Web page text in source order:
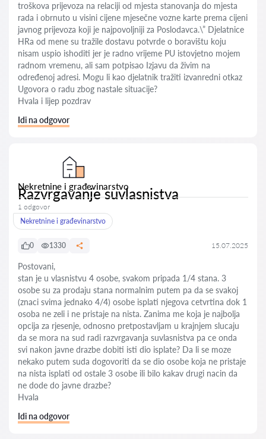
troškova prijevoza na relaciji od mjesta stanovanja do mjesta
rada i obrnuto u visini cijene mjesečne vozne karte prema cijeni
javnog prijevoza koji je najpovoljniji za Poslodavca.\” Djelatnice
HRa od mene su tražile dostavu potvrde o boravištu koju
nisam uspio ishoditi jer je radno vrijeme PU istovjetno mojem
radnom vremenu, ali sam potpisao Izjavu da živim na
određenoj adresi. Mogu li kao djelatnik tražiti izvanredni otkaz
Ugovora o radu zbog nastale situacije?
Hvala i lijep pozdrav
Idi na odgovor
Nekretnine i građevinarstvo
Razvrgavanje suvlasnistva
1 odgovor
Nekretnine i građevinarstvo
0 1330 15.07.2025
Postovani,
stan je u vlasnistvu 4 osobe, svakom pripada 1/4 stana. 3
osobe su za prodaju stana normalnim putem pa da se svakoj
(znaci svima jednako 4/4) osobe isplati njegova cetvrtina dok 1
osoba ne zeli i ne pristaje na nista. Zanima me koja je najbolja
opcija za rjesenje, odnosno pretpostavljam u krajnjem slucaju
da se mora na sud radi razvrgavanja suvlasnistva pa ce onda
svi nakon javne drazbe dobiti isti dio isplate? Da li se moze
nekako putem suda dogovoriti da se dio osobe koja ne pristaje
na nista isplati od ostale 3 osobe ili bilo kakav drugi nacin da
ne dode do javne drazbe?
Hvala
Idi na odgovor